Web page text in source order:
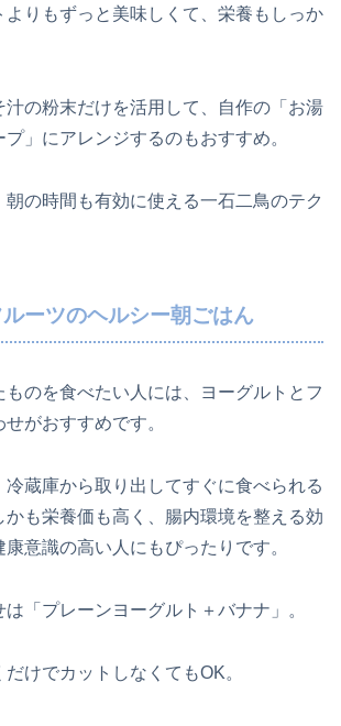
よりもずっと美味しくて、栄養もしっか
汁の粉末だけを活用して、自作の「お湯
」にアレンジするのもおすすめ。
の時間も有効に使える一石二鳥のテク
ーツのヘルシー朝ごはん
のを食べたい人には、ヨーグルトとフ
がおすすめです。
冷蔵庫から取り出してすぐに食べられる
かも栄養価も高く、腸内環境を整える効
意識の高い人にもぴったりです。
「プレーンヨーグルト＋バナナ」。
けでカットしなくてもOK。